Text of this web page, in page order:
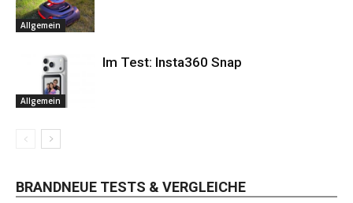
Allgemein
Allgemein
Im Test: Insta360 Snap
BRANDNEUE TESTS & VERGLEICHE